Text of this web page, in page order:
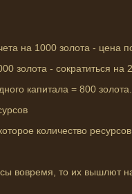
на 1000 золота - цена
золота - сократиться на
капитала = 800 золота.
количество
вовремя, то их вышлют